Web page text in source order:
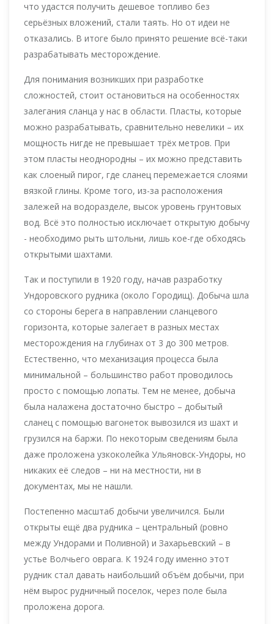
что удастся получить дешевое топливо без
серьёзных вложений, стали таять. Но от идеи не
отказались. В итоге было принято решение всё-таки
разрабатывать месторождение.
Для понимания возникших при разработке
сложностей, стоит остановиться на особенностях
залегания сланца у нас в области. Пласты, которые
можно разрабатывать, сравнительно невелики – их
мощность нигде не превышает трёх метров. При
этом пласты неоднородны – их можно представить
как слоеный пирог, где сланец перемежается слоями
вязкой глины. Кроме того, из-за расположения
залежей на водоразделе, высок уровень грунтовых
вод. Всё это полностью исключает открытую добычу
- необходимо рыть штольни, лишь кое-где обходясь
открытыми шахтами.
Так и поступили в 1920 году, начав разработку
Ундоровского рудника (около Городищ). Добыча шла
со стороны берега в направлении сланцевого
горизонта, которые залегает в разных местах
месторождения на глубинах от 3 до 300 метров.
Естественно, что механизация процесса была
минимальной – большинство работ проводилось
просто с помощью лопаты. Тем не менее, добыча
была налажена достаточно быстро – добытый
сланец с помощью вагонеток вывозился из шахт и
грузился на баржи. По некоторым сведениям была
даже проложена узкоколейка Ульяновск-Ундоры, но
никаких её следов – ни на местности, ни в
документах, мы не нашли.
Постепенно масштаб добычи увеличился. Были
открыты ещё два рудника – центральный (ровно
между Ундорами и Поливной) и Захарьевский – в
устье Волчьего оврага. К 1924 году именно этот
рудник стал давать наибольший объём добычи, при
нём вырос рудничный поселок, через поле была
проложена дорога.